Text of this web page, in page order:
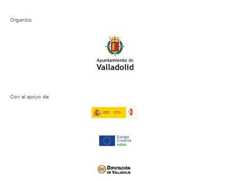
Organiza:
Con el apoyo de: